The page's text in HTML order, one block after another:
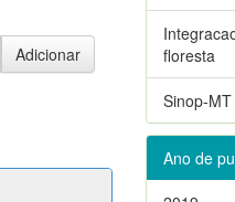
floresta
Sinop-MT
Ano de